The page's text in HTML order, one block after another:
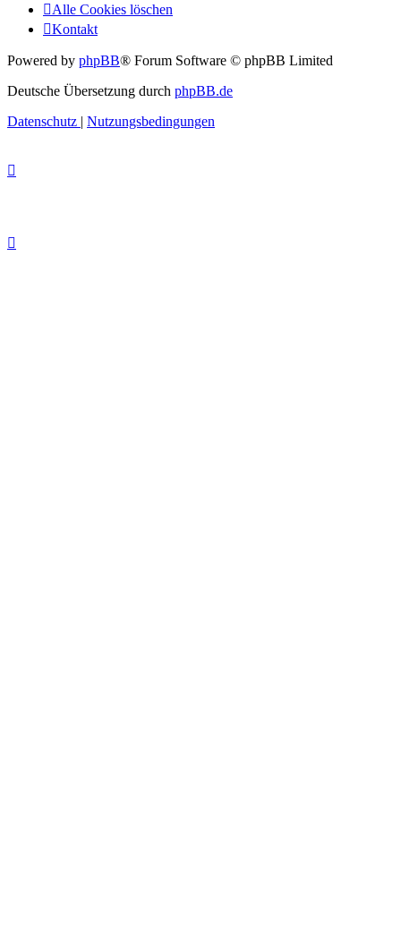
Alle Cookies löschen
Kontakt
Powered by phpBB® Forum Software © phpBB Limited
Deutsche Übersetzung durch phpBB.de
Datenschutz | Nutzungsbedingungen